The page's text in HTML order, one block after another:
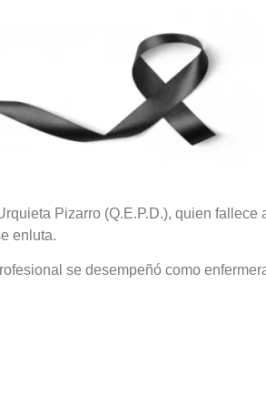
Pizarro (Q.E.P.D.), quien fallece
enluta.
se desempeñó como